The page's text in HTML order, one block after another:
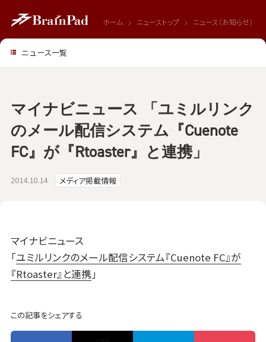
ホーム ニューストップ ニュース（お知らせ）
2014.10.14 メディア掲載情報
マイナビニュース 「ユミルリンク
のメール配信システム『Cuenote
FC』が『Rtoaster』と連携」
マイナビニュース
「ユミルリンクのメール配信システム『Cuenote FC』が
『Rtoaster』と連携」
この記事をシェアする
ニュース一覧